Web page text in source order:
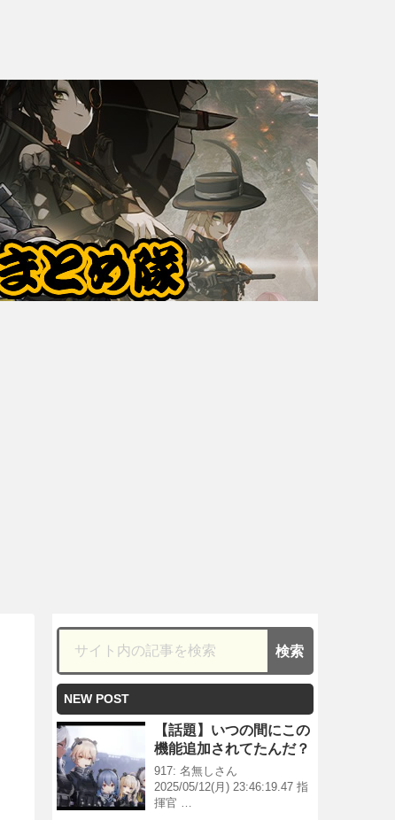
NEW POST
【話題】いつの間にこの
機能追加されてたんだ？
917: 名無しさん
2025/05/12(月) 23:46:19.47 指
揮官 …